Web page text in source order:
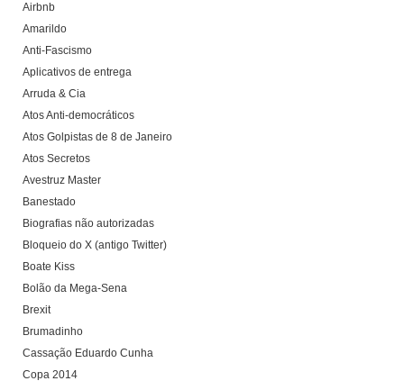
Airbnb
Amarildo
Anti-Fascismo
Aplicativos de entrega
Arruda & Cia
Atos Anti-democráticos
Atos Golpistas de 8 de Janeiro
Atos Secretos
Avestruz Master
Banestado
Biografias não autorizadas
Bloqueio do X (antigo Twitter)
Boate Kiss
Bolão da Mega-Sena
Brexit
Brumadinho
Cassação Eduardo Cunha
Copa 2014